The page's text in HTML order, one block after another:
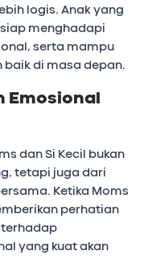
logis. Anak yang
menghadapi
serta mampu
di masa depan.
Emosional
dan Si Kecil bukan
tetapi juga dari
Ketika Moms
perhatian
terhadap
yang kuat akan